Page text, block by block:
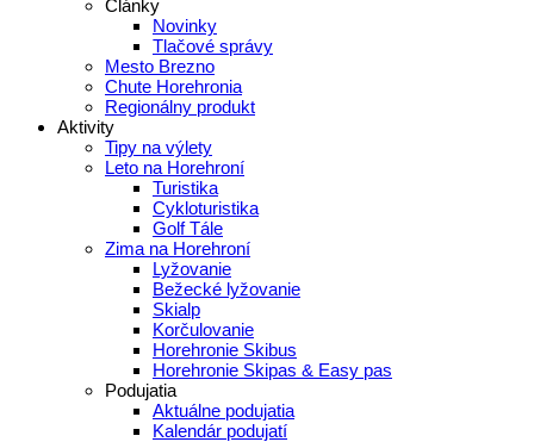
Články
Novinky
Tlačové správy
Mesto Brezno
Chute Horehronia
Regionálny produkt
Aktivity
Tipy na výlety
Leto na Horehroní
Turistika
Cykloturistika
Golf Tále
Zima na Horehroní
Lyžovanie
Bežecké lyžovanie
Skialp
Korčulovanie
Horehronie Skibus
Horehronie Skipas & Easy pas
Podujatia
Aktuálne podujatia
Kalendár podujatí